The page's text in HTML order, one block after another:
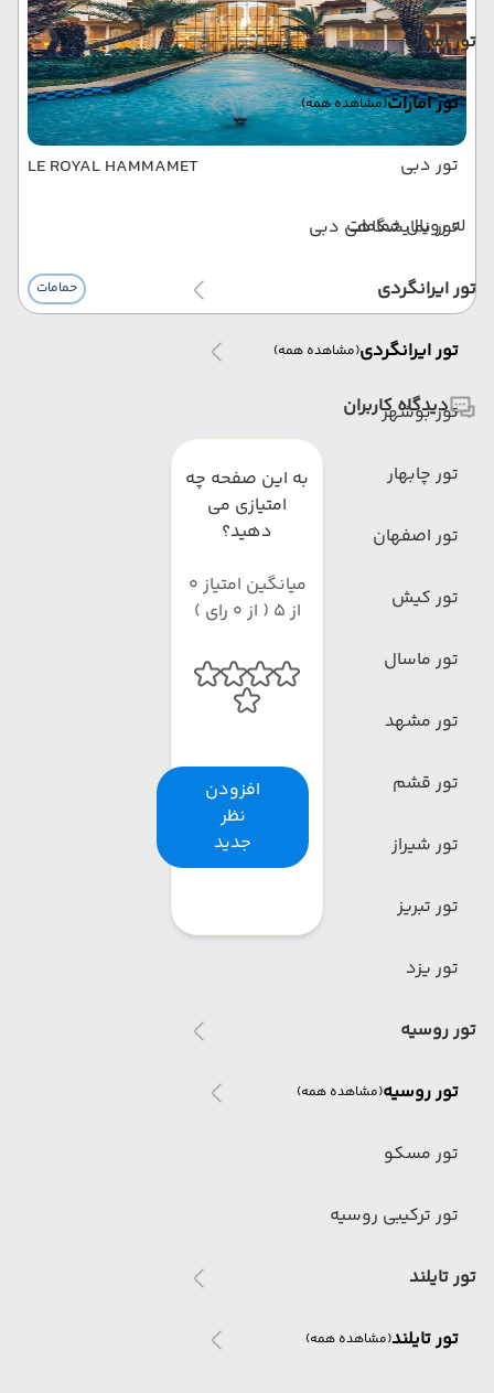
تور امارات
تور امارات(مشاهده همه)
تور دبی
تور نمایشگاهی دبی
تور ایرانگردی
تور ایرانگردی(مشاهده همه)
تور بوشهر
تور چابهار
تور اصفهان
تور کیش
تور ماسال
تور مشهد
تور قشم
تور شیراز
تور تبریز
تور یزد
تور روسیه
تور روسیه(مشاهده همه)
تور مسکو
تور ترکیبی روسیه
تور تایلند
تور تایلند(مشاهده همه)
LE ROYAL HAMMAMET
له رویال حمامات
حمامات
دیدگاه کاربران
به این صفحه چه
امتیازی می
دهید؟
میانگین امتیاز 0
از 5 ( از 0 رای )
افزودن
نظر
جدید